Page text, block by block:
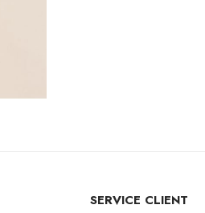
SERVICE CLIENT